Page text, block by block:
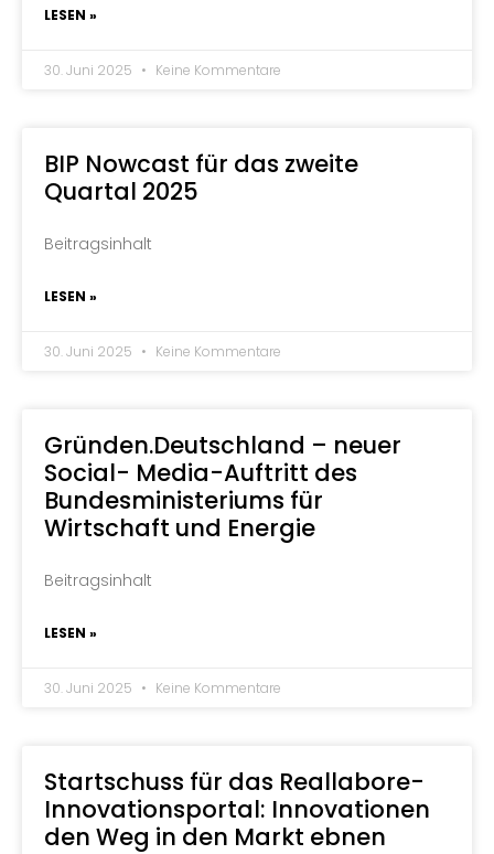
LESEN »
30. Juni 2025 Keine Kommentare
BIP Nowcast für das zweite
Quartal 2025
Beitragsinhalt
LESEN »
30. Juni 2025 Keine Kommentare
Gründen.Deutschland – neuer
Social- Media-Auftritt des
Bundesministeriums für
Wirtschaft und Energie
Beitragsinhalt
LESEN »
30. Juni 2025 Keine Kommentare
Startschuss für das Reallabore-
Innovationsportal: Innovationen
den Weg in den Markt ebnen